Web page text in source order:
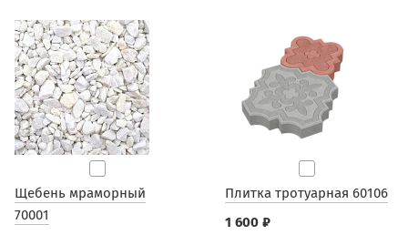
Щебень мраморный
70001
Плитка тротуарная 60106
1 600 ₽